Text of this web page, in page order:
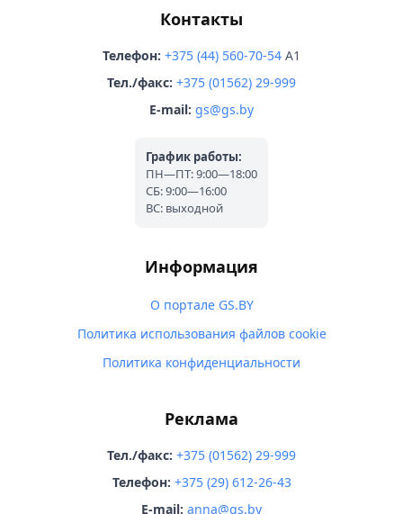
Контакты
Телефон: +375 (44) 560-70-54 A1
Тел./факс: +375 (01562) 29-999
E-mail: gs@gs.by
График работы:
ПН—ПТ: 9:00—18:00
СБ: 9:00—16:00
ВС: выходной
Информация
О портале GS.BY
Политика использования файлов cookie
Политика конфиденциальности
Реклама
Тел./факс: +375 (01562) 29-999
Телефон: +375 (29) 612-26-43
E-mail: anna@gs.by